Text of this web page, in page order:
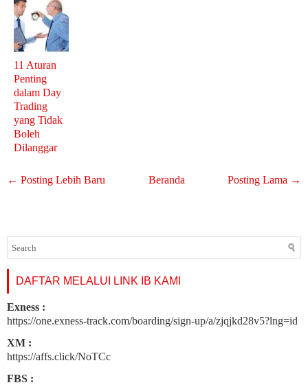
11 Aturan
Penting
dalam Day
Trading
yang Tidak
Boleh
Dilanggar
← Posting Lebih Baru Posting Lama →
Beranda
DAFTAR MELALUI LINK IB KAMI
Exness :
https://one.exness-track.com/boarding/sign-up/a/zjqjkd28v5?lng=id
XM :
https://affs.click/NoTCc
FBS :